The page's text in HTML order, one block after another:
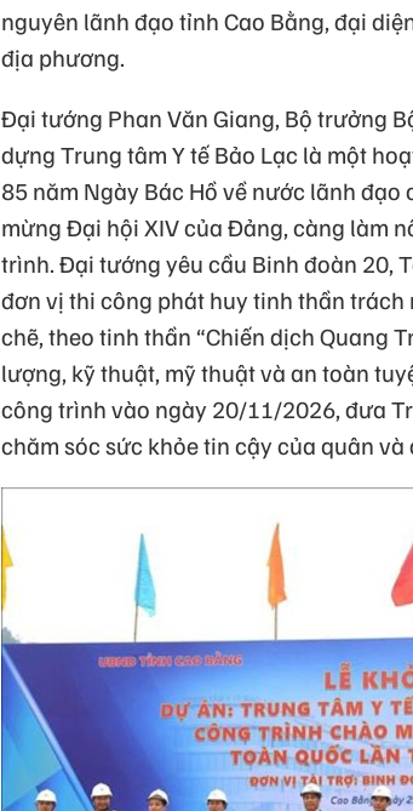
nguyên lãnh đạo tỉnh Cao Bằng, đại
địa phương.
Đại tướng Phan Văn Giang, Bộ trưởng
dựng Trung tâm Y tế Bảo Lạc là một
85 năm Ngày Bác Hồ về nước lãnh
mừng Đại hội XIV của Đảng, càng làm
trình. Đại tướng yêu cầu Binh đoàn 20,
đơn vị thi công phát huy tinh thần
chẽ, theo tinh thần “Chiến dịch Quang
lượng, kỹ thuật, mỹ thuật và an toàn
công trình vào ngày 20/11/2026, đưa
chăm sóc sức khỏe tin cậy của quân và